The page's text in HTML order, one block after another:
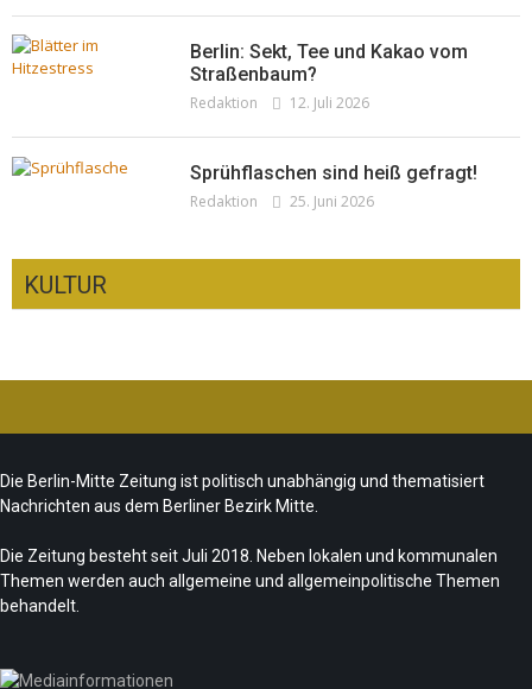
Berlin: Sekt, Tee und Kakao vom
Straßenbaum?
Redaktion 12. Juli 2026
Sprühflaschen sind heiß gefragt!
Redaktion 25. Juni 2026
KULTUR
Folgerungen
Fête de la Musique 2026 – Summer makes
music
Redaktion 21. Juni 2026
Sommer in Berlin – die neue Edition vom
Die Berlin-Mitte Zeitung ist politisch unabhängig und thematisiert
Nachrichten aus dem Berliner Bezirk Mitte.
Die Zeitung besteht seit Juli 2018. Neben lokalen und kommunalen
Themen werden auch allgemeine und allgemeinpolitische Themen
behandelt.